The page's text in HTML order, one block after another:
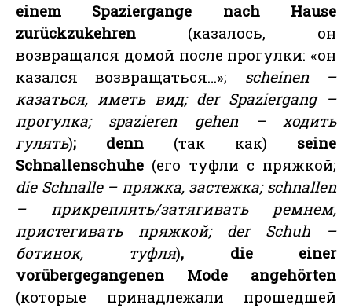
einem Spaziergange nach Hause
zurückzukehren (казалось, он
возвращался домой после прогулки: «он
казался возвращаться…»; scheinen –
казаться, иметь вид; der Spaziergang –
прогулка; spazieren gehen – ходить
гулять); denn (так как) seine
Schnallenschuhe (его туфли с пряжкой;
die Schnalle – пряжка, застежка; schnallen
– прикреплять/затягивать ремнем,
пристегивать пряжкой; der Schuh –
ботинок, туфля), die einer
vorübergegangenen Mode angehörten
(которые принадлежали прошедшей